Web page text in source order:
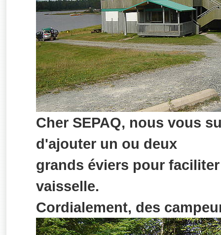
Cher SEPAQ, nous vous
d'ajouter un ou deux
grands éviers pour
vaisselle.
Cordialement, des